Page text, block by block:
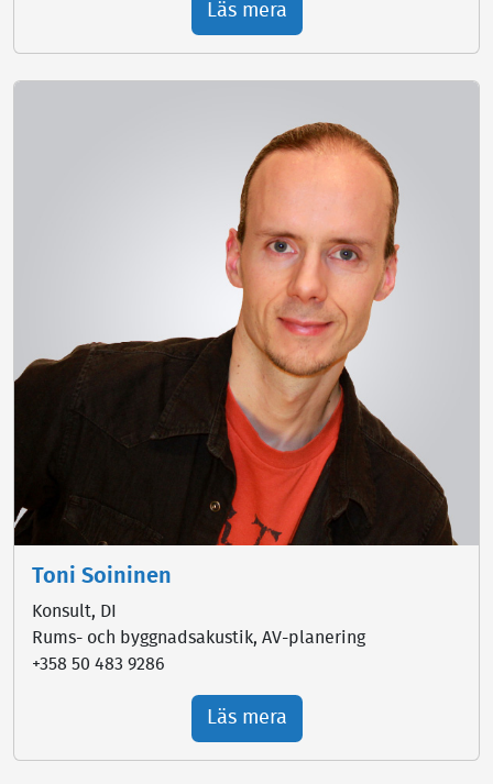
Läs mera
Toni Soininen
Konsult, DI
Rums- och byggnadsakustik, AV-planering
+358 50 483 9286
Läs mera